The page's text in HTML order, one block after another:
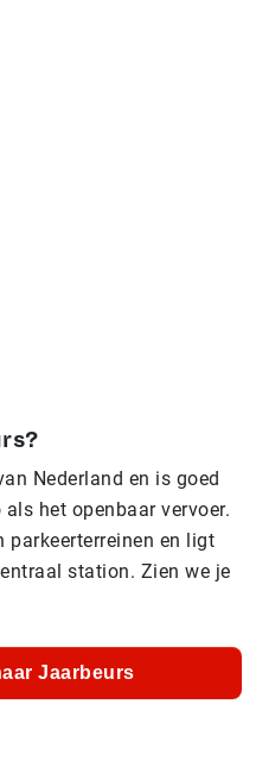
Nederland en is goed
het openbaar vervoer.
parkeerterreinen en ligt
station. Zien we je
Jaarbeurs